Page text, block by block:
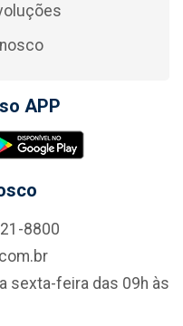
APP
8800
sexta-feira das 09h às